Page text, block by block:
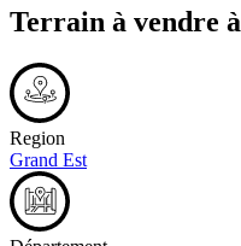
Terrain à vendre à
Region
Grand Est